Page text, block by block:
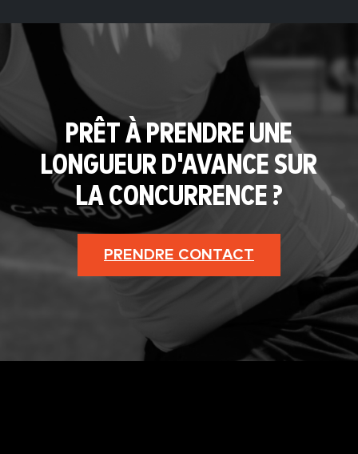
PRÊT À PRENDRE UNE
LONGUEUR D'AVANCE SUR
LA CONCURRENCE ?
PRENDRE CONTACT